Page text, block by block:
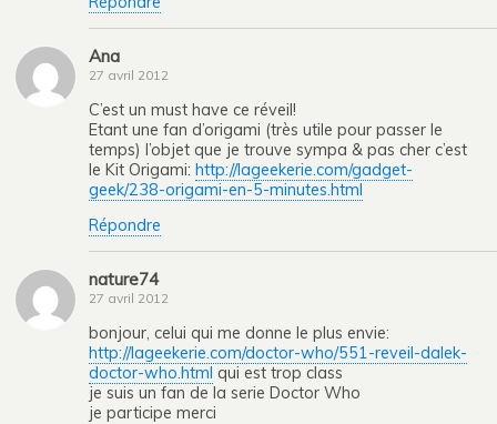
Ana
27 avril 2012
C’est un must have ce réveil!
Etant une fan d’origami (très utile pour passer le
temps) l’objet que je trouve sympa & pas cher c’est
le Kit Origami: http://lageekerie.com/gadget-
geek/238-origami-en-5-minutes.html
Répondre
nature74
27 avril 2012
bonjour, celui qui me donne le plus envie:
http://lageekerie.com/doctor-who/551-reveil-dalek-
doctor-who.html qui est trop class
je suis un fan de la serie Doctor Who
je participe merci